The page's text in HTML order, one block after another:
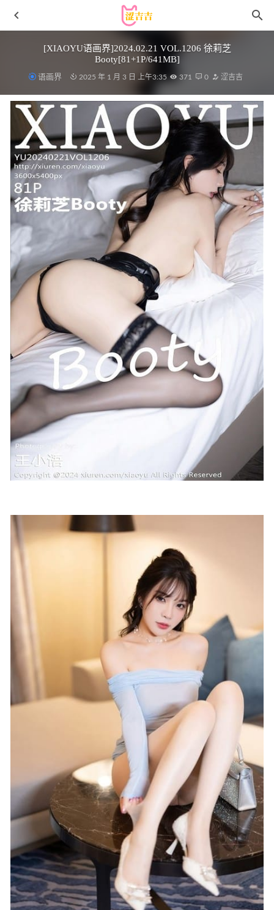
[XIAOYU语画界]2024.02.21 VOL.1206 徐莉芝
Booty[81+1P/641MB]
语画界 2025 年 1 月 3 日 上午3:35 371 0 涩吉吉
[XIAOYU语画界]2023.02.09 VOL.962 王馨瑶yanni[85+1P／
620MB]
2023-09-04
[Xiuren秀人网]2025.05.12 NO.10266 白茹雪
abby[72+1P/834MB]
2025-12-01
幼愛youmeko – NO.20 兔女郎 [28P-177MB]
2025-03-28
[爱尤物]2023 NO.2722 花遇和风 青树[35P/79MB]
2024-04-
小猫日记 – 微密圈写真&视频合集【持续更新中】
2023-09-